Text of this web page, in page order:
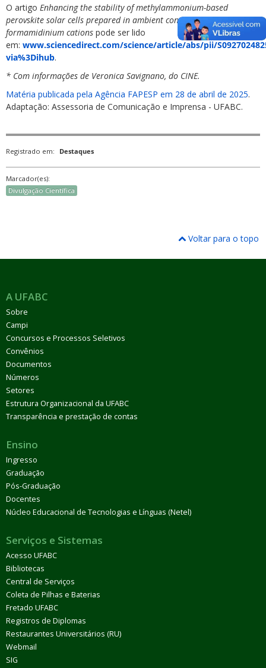
O artigo Enhancing the stability of methylammonium-based
perovskite solar cells prepared in ambient conditions by adding
formamidinium cations pode ser lido
em: www.sciencedirect.com/science/article/abs/pii/
via%3Dihub.
* Com informações de Veronica Savignano, do CINE.
Matéria publicada pela Agência FAPESP em 28 de abril de 2025.
Adaptação: Assessoria de Comunicação e Imprensa - UFABC.
Registrado em: Destaques
Marcador(es):
Divulgação Científica
Voltar para o topo
A UFABC
Sobre
Campi
Concursos e Processos Seletivos
Convênios
Documentos
Números
Setores
Estrutura Organizacional da UFABC
Transparência e prestação de contas
Ensino
Ingresso
Graduação
Pós-Graduação
Docentes
Núcleo Educacional de Tecnologias e Línguas (Netel)
Serviços e Sistemas
Acesso UFABC
Bibliotecas
Central de Serviços
Coleta de Pilhas e Baterias
Fretado UFABC
Registros de Diplomas
Restaurantes Universitários (RU)
Webmail
SIG